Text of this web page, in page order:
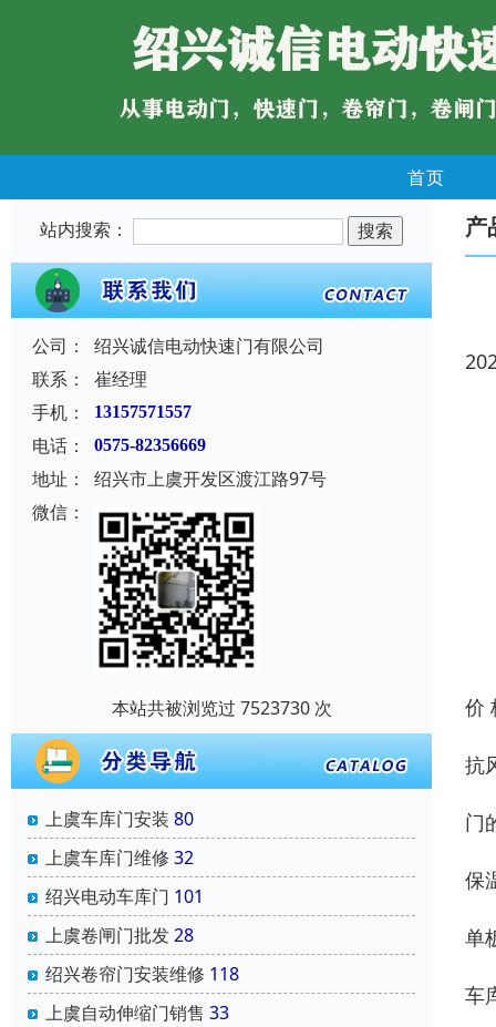
首页
站内搜索：
公司：
绍兴诚信电动快速门有限公司
联系：
崔经理
手机：
13157571557
电话： 0575-82356669
地址：
绍兴市上虞开发区渡江路97号
微信：
本站共被浏览过 7523730 次
上虞车库门安装 80
上虞车库门维修 32
绍兴电动车库门 101
上虞卷闸门批发28
绍兴卷帘门安装维修 118
上虞自动伸缩门销售 33
产
价
抗
门
保
单
车